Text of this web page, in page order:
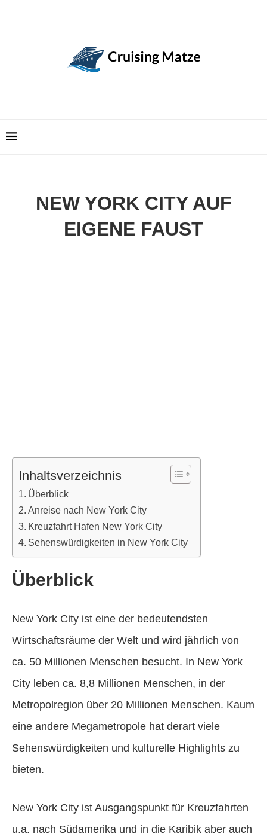
NEW YORK CITY AUF
EIGENE FAUST
Inhaltsverzeichnis
Überblick
Anreise nach New York City
Kreuzfahrt Hafen New York City
Sehenswürdigkeiten in New York City
Überblick
New York City ist eine der bedeutendsten
Wirtschaftsräume der Welt und wird jährlich von
ca. 50 Millionen Menschen besucht. In New York
City leben ca. 8,8 Millionen Menschen, in der
Metropolregion über 20 Millionen Menschen. Kaum
eine andere Megametropole hat derart viele
Sehenswürdigkeiten und kulturelle Highlights zu
bieten.
New York City ist Ausgangspunkt für Kreuzfahrten
u.a. nach Südamerika und in die Karibik aber auch